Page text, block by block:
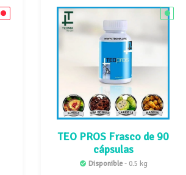
TEO PROS Frasco de 90
cápsulas
Disponible- 0.5 kg